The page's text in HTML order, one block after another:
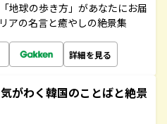
地球の歩き方」があなたにお届
アの名言と癒やしの絶景集
詳細を見る
がわく韓国のことばと絶景